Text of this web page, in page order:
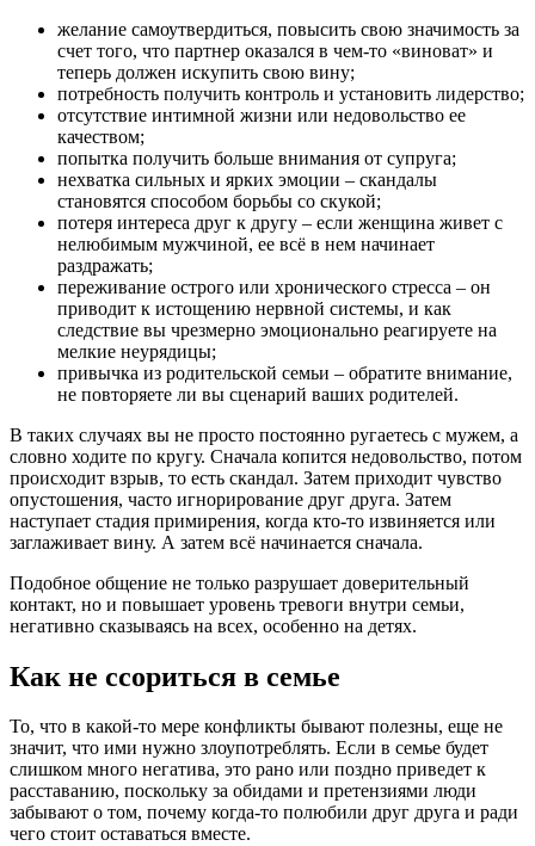
желание самоутвердиться, повысить свою значимость за
счет того, что партнер оказался в чем-то «виноват» и
теперь должен искупить свою вину;
потребность получить контроль и установить лидерство;
отсутствие интимной жизни или недовольство ее
качеством;
попытка получить больше внимания от супруга;
нехватка сильных и ярких эмоции – скандалы
становятся способом борьбы со скукой;
потеря интереса друг к другу – если женщина живет с
нелюбимым мужчиной, ее всё в нем начинает
раздражать;
переживание острого или хронического стресса – он
приводит к истощению нервной системы, и как
следствие вы чрезмерно эмоционально реагируете на
мелкие неурядицы;
привычка из родительской семьи – обратите внимание,
не повторяете ли вы сценарий ваших родителей.
В таких случаях вы не просто постоянно ругаетесь с мужем, а
словно ходите по кругу. Сначала копится недовольство, потом
происходит взрыв, то есть скандал. Затем приходит чувство
опустошения, часто игнорирование друг друга. Затем
наступает стадия примирения, когда кто-то извиняется или
заглаживает вину. А затем всё начинается сначала.
Подобное общение не только разрушает доверительный
контакт, но и повышает уровень тревоги внутри семьи,
негативно сказываясь на всех, особенно на детях.
Как не ссориться в семье
То, что в какой-то мере конфликты бывают полезны, еще не
значит, что ими нужно злоупотреблять. Если в семье будет
слишком много негатива, это рано или поздно приведет к
расставанию, поскольку за обидами и претензиями люди
забывают о том, почему когда-то полюбили друг друга и ради
чего стоит оставаться вместе.